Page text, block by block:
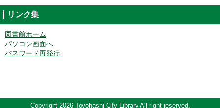
リンク集
図書館ホーム
パソコン画面へ
パスワード再発行
Copyright 2026 Toyohashi City Library All right reserved.